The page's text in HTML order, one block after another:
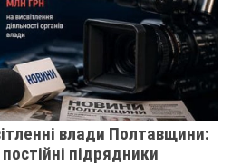
влади Полтавщини:
підрядники